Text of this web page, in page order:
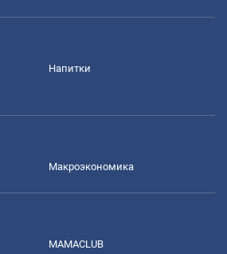
Напитки
Mакроэкономика
MAMACLUB